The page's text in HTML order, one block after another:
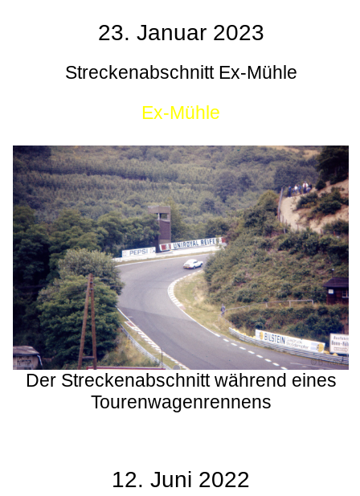
23. Januar 2023
Streckenabschnitt Ex-Mühle
Ex-Mühle
Der Streckenabschnitt während eines
Tourenwagenrennens
12. Juni 2022